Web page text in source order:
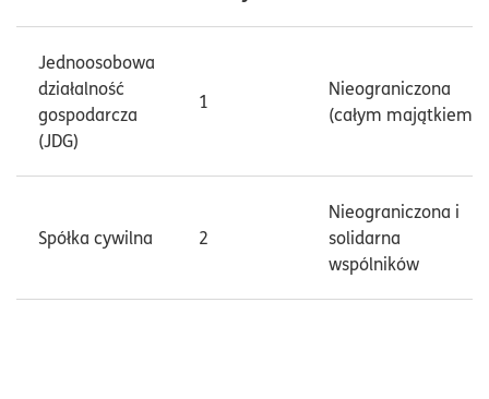
Jednoosobowa
działalność
gospodarcza
(JDG)
1
Nieograniczona
(całym majątkiem)
Spółka cywilna 2
Nieograniczona i
solidarna
wspólników